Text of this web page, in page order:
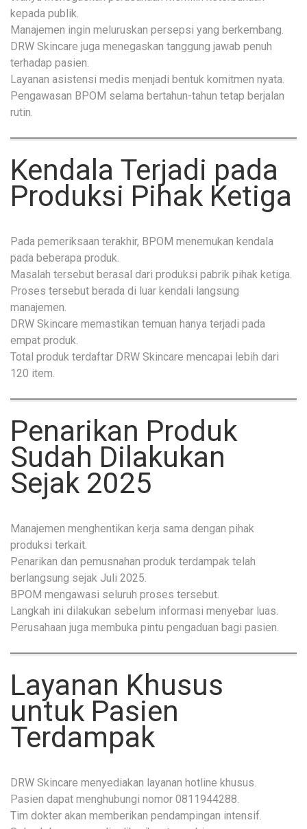
kepada publik.
Manajemen ingin meluruskan persepsi yang berkembang.
DRW Skincare juga menegaskan tanggung jawab penuh
terhadap pasien.
Layanan asistensi medis menjadi bentuk komitmen nyata.
Pengawasan BPOM selama bertahun-tahun tetap berjalan
rutin.
Kendala Terjadi pada
Produksi Pihak Ketiga
Pada pemeriksaan terakhir, BPOM menemukan kendala
pada beberapa produk.
Masalah tersebut berasal dari produksi pabrik pihak ketiga.
Proses tersebut berada di luar kendali langsung
manajemen.
DRW Skincare memastikan temuan hanya terjadi pada
empat produk.
Total produk terdaftar DRW Skincare mencapai lebih dari
120 item.
Penarikan Produk
Sudah Dilakukan
Sejak 2025
Manajemen menghentikan kerja sama dengan pihak
produksi terkait.
Penarikan dan pemusnahan produk terdampak telah
berlangsung sejak Juli 2025.
BPOM mengawasi seluruh proses tersebut.
Langkah ini dilakukan sebelum informasi menyebar luas.
Perusahaan juga membuka pintu pengaduan bagi pasien.
Layanan Khusus
untuk Pasien
Terdampak
DRW Skincare menyediakan layanan hotline khusus.
Pasien dapat menghubungi nomor 0811944288.
Tim dokter akan memberikan pendampingan intensif.